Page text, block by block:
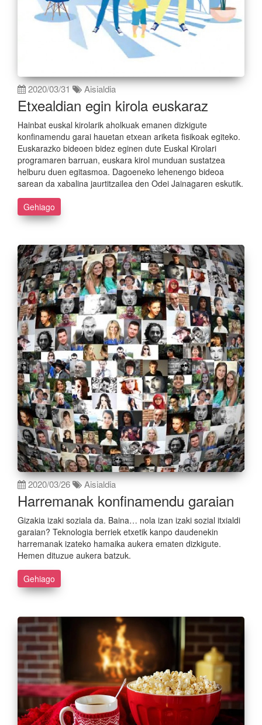
2020/03/31 Aisialdia
Etxealdian egin kirola euskaraz
Hainbat euskal kirolarik aholkuak emanen dizkigute
konfinamendu garai hauetan etxean ariketa fisikoak egiteko.
Euskarazko bideoen bidez eginen dute Euskal Kirolari
programaren barruan, euskara kirol munduan sustatzea
helburu duen egitasmoa. Dagoeneko lehenengo bideoa
sarean da xabalina jaurtitzailea den Odei Jainagaren eskutik.
Gehiago
2020/03/26 Aisialdia
Harremanak konfinamendu garaian
Gizakia izaki soziala da. Baina… nola izan izaki sozial itxialdi
garaian? Teknologia berriek etxetik kanpo daudenekin
harremanak izateko hamaika aukera ematen dizkigute.
Hemen dituzue aukera batzuk.
Gehiago